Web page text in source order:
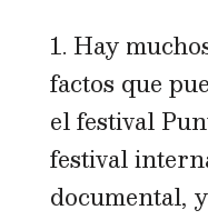
1. Hay
factos que
el festival
festival
documental,